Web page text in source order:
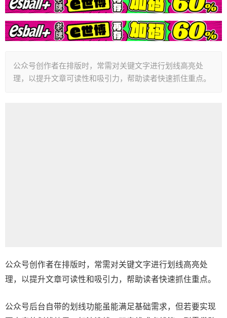
公众号创作者在排版时，常需对关键文字进行划线高亮处
理，以提升文章可读性和吸引力，帮助读者快速抓住重点。
公众号创作者在排版时，常需对关键文字进行划线高亮处
理，以提升文章可读性和吸引力，帮助读者快速抓住重点。
公众号后台自带的划线功能虽能满足基础需求，但若要实现